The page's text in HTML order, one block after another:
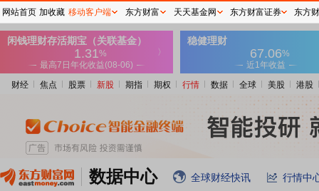
财经 焦点 股票 新股 期指 期权 行情 数据 全球 美股 港股
数据中心 全球财经快讯 行情中
网站首页 加收藏 移动客户端 东方财富 天天基金网 东方财富证券 东方